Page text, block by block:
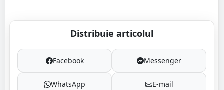
Distribuie articolul
Facebook Messenger
WhatsApp E-mail